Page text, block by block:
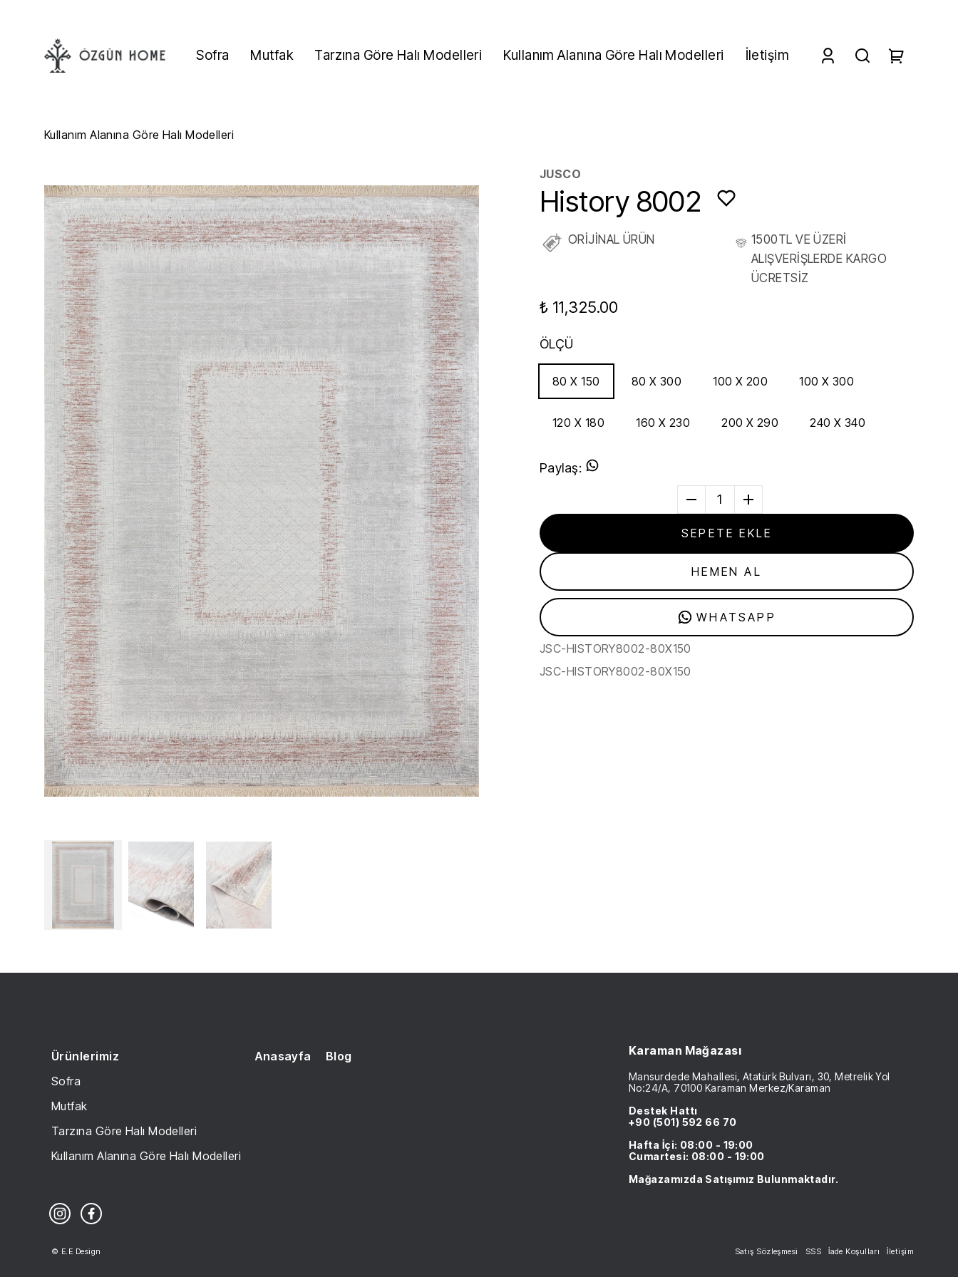
Sofra Mutfak Tarzına Göre Halı Modelleri Kullanım Alanına Göre Halı Modelleri İletişim
Kullanım Alanına Göre Halı Modelleri
JUSCO
History 8002
ORİJİNAL ÜRÜN
1500TL VE ÜZERİ
ALIŞVERİŞLERDE KARGO
ÜCRETSİZ
₺ 11,325.00
ÖLÇÜ
80 X 150 80 X 300 100 X 200 100 X 300
120 X 180 160 X 230 200 X 290 240 X 340
Paylaş:
1
SEPETE EKLE
HEMEN AL
WHATSAPP
JSC-HISTORY8002-80X150
JSC-HISTORY8002-80X150
Ürünlerimiz
Sofra
Mutfak
Tarzına Göre Halı Modelleri
Kullanım Alanına Göre Halı Modelleri
Anasayfa Blog Karaman Mağazası
Mansurdede Mahallesi, Atatürk Bulvarı, 30, Metrelik Yol
No:24/A, 70100 Karaman Merkez/Karaman
Destek Hattı
+90 (501) 592 66 70
Hafta İçi: 08:00 - 19:00
Cumartesi: 08:00 - 19:00
Mağazamızda Satışımız Bulunmaktadır.
© E.E Design Satış Sözleşmesi SSS İade Koşulları İletişim